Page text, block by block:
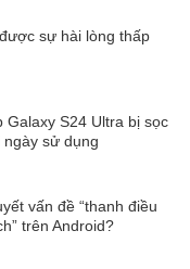
hình 14 inch độ phân
sự hài lòng thấp
S24 Ultra bị sọc
sử dụng
vấn đề “thanh điều
trên Android?